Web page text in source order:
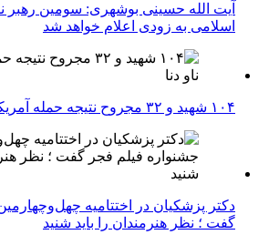
آیت الله حسینی بوشهری: سومین رهبر
اسلامی به زودی اعلام خواهد شد
۱۰۴ شهید و ۳۲ مجروح نتیجه حمله آمریکا به ناو دنا
دکتر پزشکیان در اختتامیه
گفت ؛ نظر هنرمندان را باید شنید